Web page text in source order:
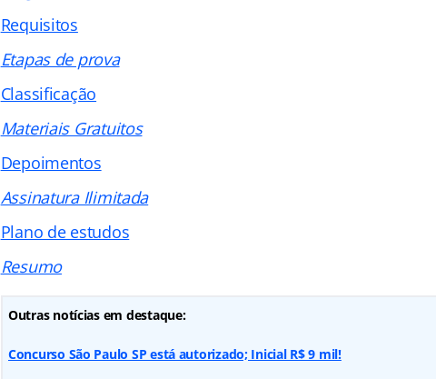
Requisitos
Etapas de prova
Classificação
Materiais Gratuitos
Depoimentos
Assinatura Ilimitada
Plano de estudos
Resumo
Outras notícias em destaque:
Concurso São Paulo SP está autorizado; Inicial R$ 9 mil!